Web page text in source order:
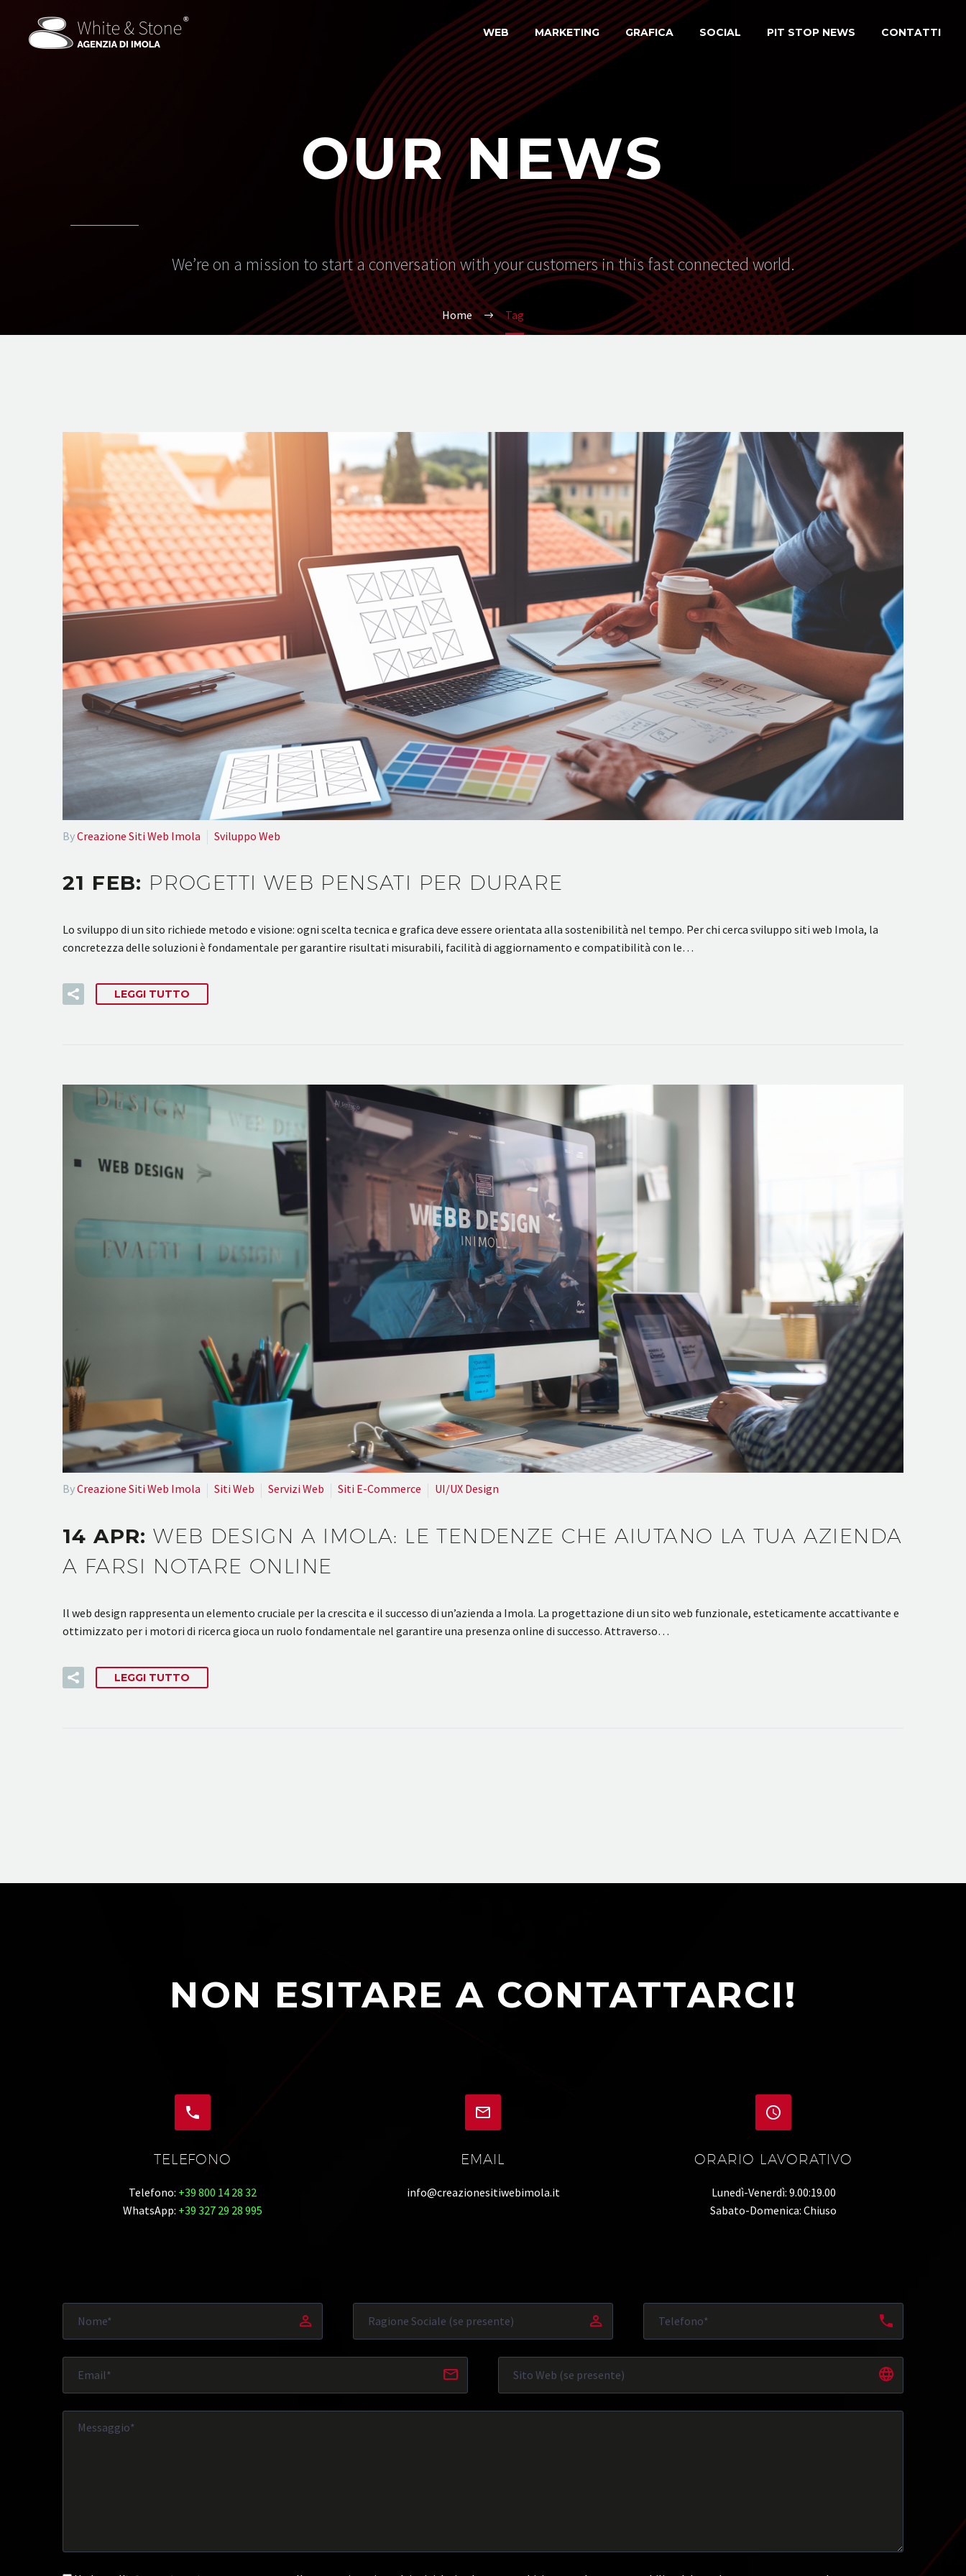
WEB MARKETING GRAFICA SOCIAL PIT STOP NEWS CONTATTI
OUR NEWS
We’re on a mission to start a conversation with your customers in this fast connected world.
Home Tag
ByCreazione Siti Web Imola Sviluppo Web
21 FEB: PROGETTI WEB PENSATI PER DURARE
Lo sviluppo di un sito richiede metodo e visione: ogni scelta tecnica e grafica deve essere orientata alla sostenibilità nel tempo. Per chi cerca sviluppo siti web Imola, la
concretezza delle soluzioni è fondamentale per garantire risultati misurabili, facilità di aggiornamento e compatibilità con le…
LEGGI TUTTO
ByCreazione Siti Web Imola Siti Web Servizi Web Siti E-Commerce UI/UX Design
14 APR:WEB DESIGN A IMOLA: LE TENDENZE CHE AIUTANO LA TUA AZIENDA
A FARSI NOTARE ONLINE
Il web design rappresenta un elemento cruciale per la crescita e il successo di un’azienda a Imola. La progettazione di un sito web funzionale, esteticamente accattivante e
ottimizzato per i motori di ricerca gioca un ruolo fondamentale nel garantire una presenza online di successo. Attraverso…
LEGGI TUTTO
NON ESITARE A CONTATTARCI!


TELEFONO
Telefono: +39 800 14 28 32
WhatsApp: +39 327 29 28 995


EMAIL
info@creazionesitiwebimola.it


ORARIO LAVORATIVO
Lunedì-Venerdì: 9.00:19.00
Sabato-Domenica: Chiuso